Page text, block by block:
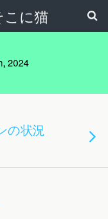
に猫
2024
の状況